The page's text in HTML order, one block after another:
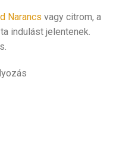
Narancs vagy citrom, a
indulást jelentenek.